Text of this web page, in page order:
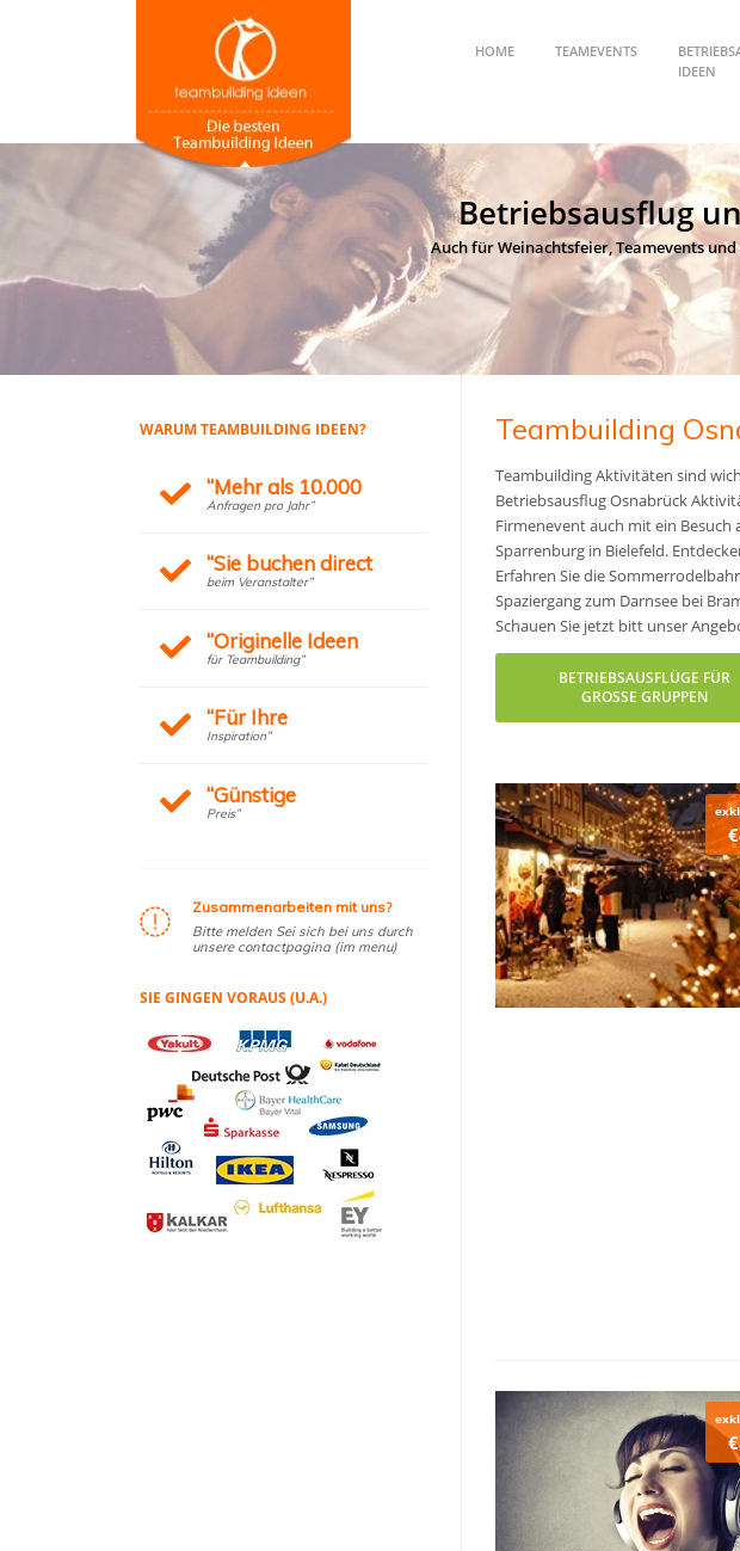
HOME TEAMEVENTS
IDEEN
Betriebsausflug
Auch für Weinachtsfeier, Teamevents
Teambuilding
Teambuilding Aktivitäten sind
Betriebsausflug Osnabrück
Firmenevent auch mit ein Besuch
Sparrenburg in Bielefeld.
Erfahren Sie die
Spaziergang zum Darnsee bei
Schauen Sie jetzt bitt unser
BETRIEBSAUSFLÜGE FÜR
GROSSE GRUPPEN
WARUM TEAMBUILDING IDEEN?
“Mehr als 10.000
Anfragen pro Jahr”
“Sie buchen direct
beim Veranstalter”
“Originelle Ideen
für Teambuilding”
“Für Ihre
Inspiration”
“Günstige
Preis”
Zusammenarbeiten mit uns?
Bitte melden Sei sich bei uns durch
unsere contactpagina (im menu)
SIE GINGEN VORAUS (U.A.)